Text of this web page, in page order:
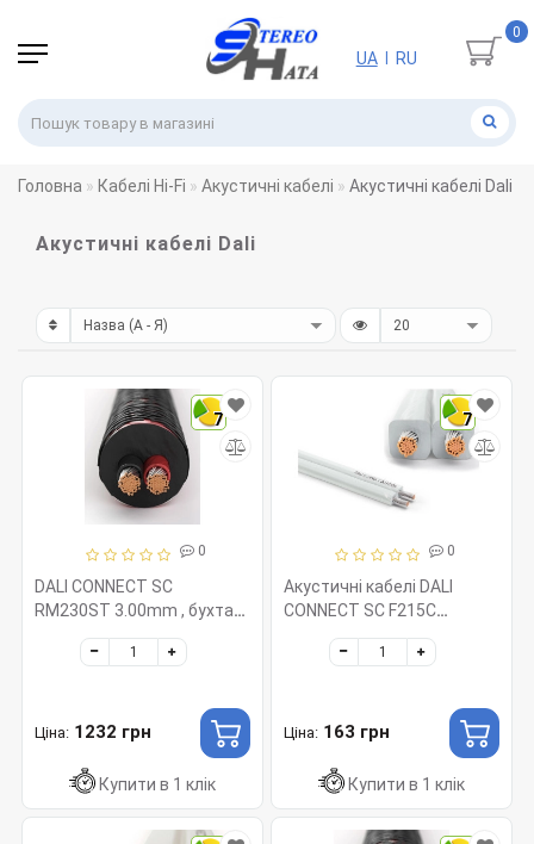
0
UA RU
Головна Кабелі Hi-Fi Акустичні кабелі Акустичні кабелі Dali
Акустичні кабелі Dali
7
0
DALI CONNECT SC
RM230ST 3.00mm , бухта
Ціна: 1232 грн
Купити в 1 клік
7
0
Акустичні кабелі DALI
CONNECT SC F215C
1.50mm, бухта 200м
Ціна: 163 грн
Купити в 1 клік